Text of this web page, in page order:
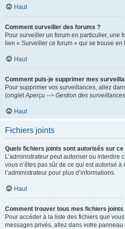
Haut
Comment surveiller des forums ?
Pour surveiller un forum en particulier, une
lien « Surveiller ce forum » qui se trouve en
Haut
Comment puis-je supprimer mes
Pour supprimer vos surveillances, allez
(ongletAperçu --> Gestion des surveillances
Haut
Fichiers joints
Quels fichiers joints sont autorisés sur ce
L’administrateur peut autoriser ou interdire
vous n’êtes pas sûr de ce qui est autorisé à
l’administrateur pour plus d’informations.
Haut
Comment trouver tous mes fichiers joints
Pour accéder à la liste des fichiers que
messages privés, allez dans votre panneau